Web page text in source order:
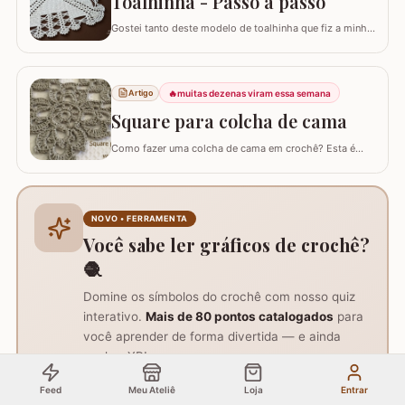
motivos…
Gostei tanto deste modelo de toalhinha que fiz a minha
mesmo modelo com fio 6 e utilizar como tapete. Tem o
gráfico dela e você pode fazer o…
Artigo 🔥muitas dezenas viram essa semana
Square para colcha de cama
Como fazer uma colcha de cama em crochê? Esta é
colcha inteira, visto que leva tempo e dedicação. Um
desafio que circula entre os crochêiros é…
NOVO • FERRAMENTA
Você sabe ler gráficos de crochê?
🧶
Domine os símbolos do crochê com nosso quiz
interativo. Mais de 80 pontos catalogados para
você aprender de forma divertida — e ainda
ganhar XP!
Jogar agora Grátis • 2 min
Feed Meu Ateliê Loja Entrar